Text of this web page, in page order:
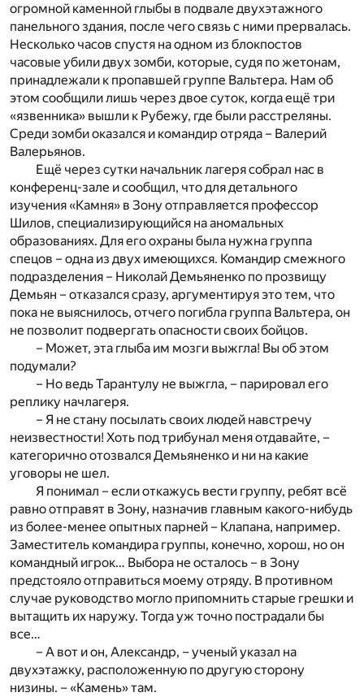
огромной каменной глыбы в подвале двухэтажного
панельного здания, после чего связь с ними прервалась.
Несколько часов спустя на одном из блокпостов
часовые убили двух зомби, которые, судя по жетонам,
принадлежали к пропавшей группе Вальтера. Нам об
этом сообщили лишь через двое суток, когда ещё три
«язвенника» вышли к Рубежу, где были расстреляны.
Среди зомби оказался и командир отряда – Валерий
Валерьянов.
Ещё через сутки начальник лагеря собрал нас в
конференц-зале и сообщил, что для детального
изучения «Камня» в Зону отправляется профессор
Шилов, специализирующийся на аномальных
образованиях. Для его охраны была нужна группа
спецов – одна из двух имеющихся. Командир смежного
подразделения – Николай Демьяненко по прозвищу
Демьян – отказался сразу, аргументируя это тем, что
пока не выяснилось, отчего погибла группа Вальтера, он
не позволит подвергать опасности своих бойцов.
– Может, эта глыба им мозги выжгла! Вы об этом
подумали?
– Но ведь Тарантулу не выжгла, – парировал его
реплику начлагеря.
– Я не стану посылать своих людей навстречу
неизвестности! Хоть под трибунал меня отдавайте, –
категорично отозвался Демьяненко и ни на какие
уговоры не шел.
Я понимал – если откажусь вести группу, ребят всё
равно отправят в Зону, назначив главным какого-нибудь
из более-менее опытных парней – Клапана, например.
Заместитель командира группы, конечно, хорош, но он
командный игрок… Выбора не осталось – в Зону
предстояло отправиться моему отряду. В противном
случае руководство могло припомнить старые грешки и
вытащить их наружу. Тогда уж точно пострадали бы
все…
– А вот и он, Александр, – ученый указал на
двухэтажку, расположенную по другую сторону
низины. – «Камень» там.